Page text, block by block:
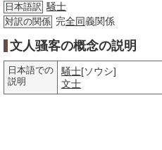
日本語訳 騒士
対訳の関係 完全同義関係
文人骚客の概念の説明
日本語での
説明
騒士[ソウシ]
文士